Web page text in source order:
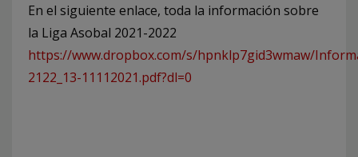
En el siguiente enlace, toda la información sobre
la Liga Asobal 2021-2022
https://www.dropbox.com/s/hpnklp7gid3wmaw/
2122_13-11112021.pdf?dl=0